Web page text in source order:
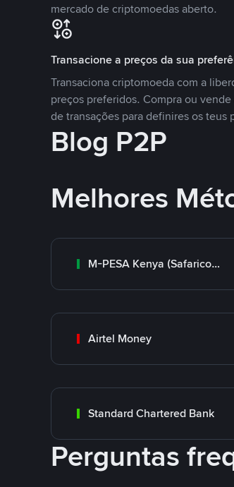
mercado de criptomoedas aberto.
Transacione a preços da sua
Transaciona criptomoeda com a
preços preferidos. Compra ou
de transações para definires os teus
Blog P2P
Melhores
M-PESA Kenya (Safaricom)
Airtel Money
Standard Chartered Bank
Perguntas